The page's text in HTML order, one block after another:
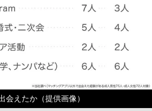
会えたか（提供画像）